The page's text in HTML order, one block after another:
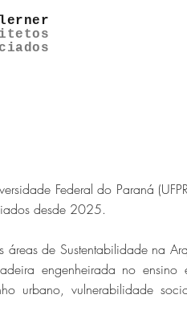
Federal do Paraná
desde 2025.
áreas de Sustentabilidade na
engenheirada no ensino
urbano, vulnerabilidade